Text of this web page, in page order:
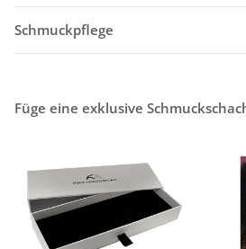
Schmuckpflege
Füge eine exklusive